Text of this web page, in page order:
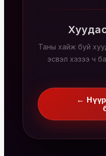
Таны хайж буй
эсвэл хэзээ ч
←